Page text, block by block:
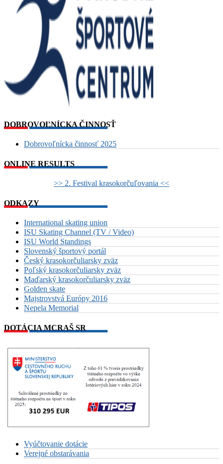
DOBROVOĽNÍCKA ČINNOSŤ
Dobrovoľnícka činnosť 2025
ONLINE RESULTS
>> 2. Festival krasokorčuľovania <<
ODKAZY
International skating union
ISU Skating Channel (TV / Video)
ISU World Standings
Slovenský športový portál
Český krasokorčuliarsky zväz
Poľský krasokorčuliarsky zväz
Maďarský krasokorčuliarsky zväz
Golden skate
Majstrovstvá Európy 2016
Nepela Memorial
DOTÁCIA MCRAŠ SR
Vyúčtovanie dotácie
Verejné obstarávania